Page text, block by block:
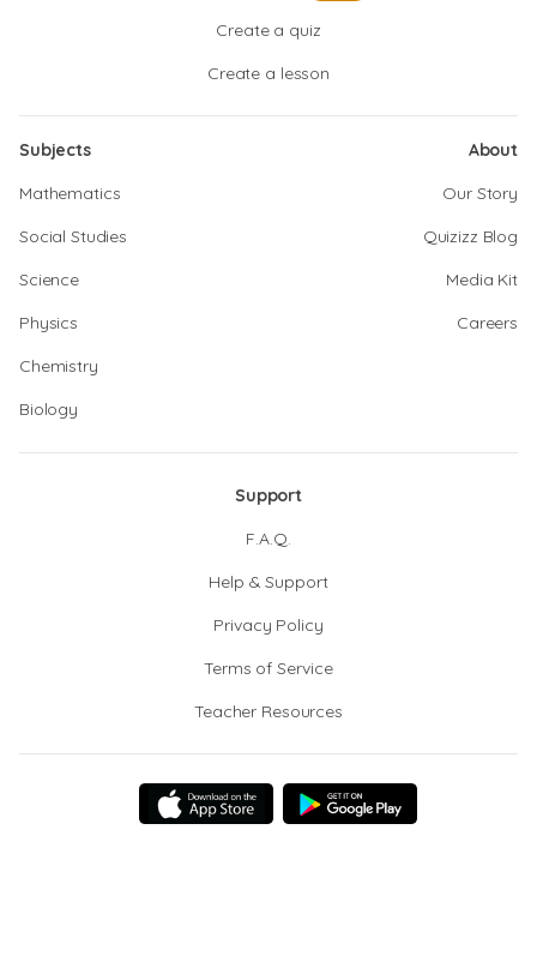
Create a quiz
Create a lesson
Subjects
Mathematics
Social Studies
Science
Physics
Chemistry
Biology
About
Our Story
Quizizz Blog
Media Kit
Careers
Support
F.A.Q.
Help & Support
Privacy Policy
Terms of Service
Teacher Resources